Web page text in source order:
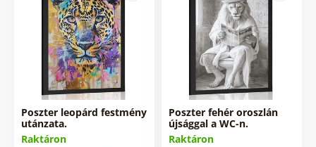
Poszter leopárd festmény
utánzata.
Raktáron
Poszter fehér oroszlán
újsággal a WC-n.
Raktáron